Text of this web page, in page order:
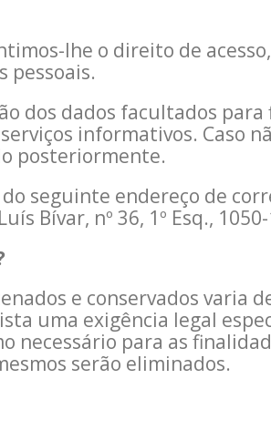
lhe o direito de
pessoais.
dos dados facultados para
informativos. Caso
posteriormente.
seguinte endereço de
Bívar, nº 36, 1º Esq.,
e conservados varia
uma exigência legal
necessário para as
serão eliminados.